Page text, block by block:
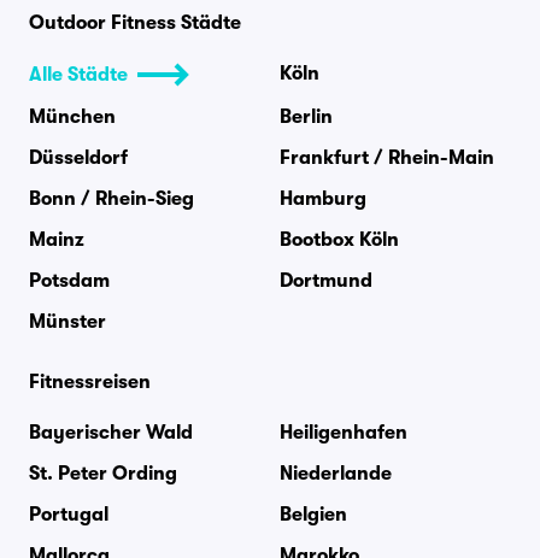
Outdoor Fitness Städte
Alle Städte
Köln
München
Berlin
Düsseldorf
Frankfurt / Rhein-Main
Bonn / Rhein-Sieg
Hamburg
Mainz
Bootbox Köln
Potsdam
Dortmund
Münster
Fitnessreisen
Bayerischer Wald
Heiligenhafen
St. Peter Ording
Niederlande
Portugal
Belgien